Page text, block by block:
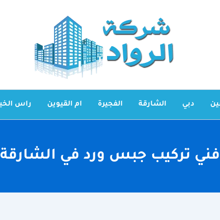
دبي الشارقة الفجيرة ام القيوين راس
فني تركيب جبس ورد في الشارقة